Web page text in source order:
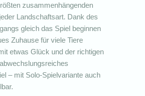
zusammenhängenden
Landschaftsart. Dank des
gleich das Spiel beginnen
Zuhause für viele Tiere
etwas Glück und der richtigen
– mit Solo-Spielvariante auch